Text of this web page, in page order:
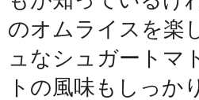
のオムライスを楽
ュなシュガートマ
トの風味もしっか